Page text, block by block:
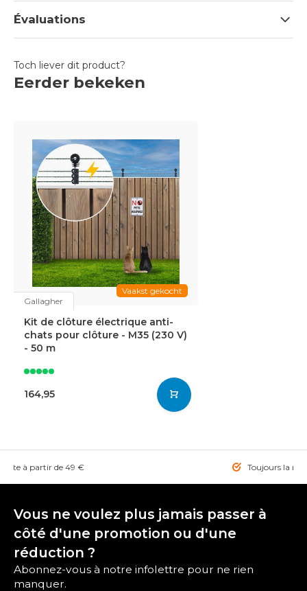
Évaluations
Toch liever dit product?
Eerder bekeken
Vaakst gekocht
Gallagher
Kit de clôture électrique anti-
chats pour clôture - M35 (230 V)
- 50 m
164,95
à partir de 49 € Toujours la
Vous ne voulez plus jamais passer à
côté d'une promotion ou d'une
réduction ?
Abonnez-vous à notre infolettre pour ne rien
manquer.